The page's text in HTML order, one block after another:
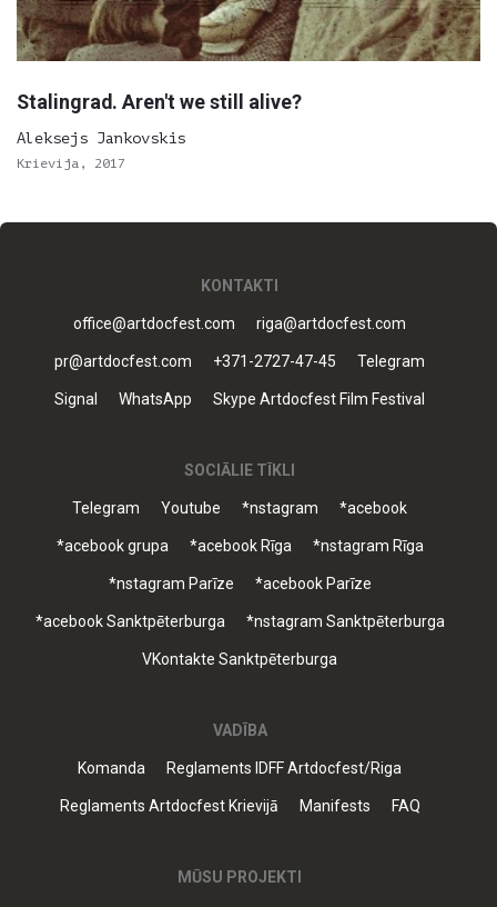
Stalingrad. Aren't we still alive?
Aleksejs Jankovskis
Krievija, 2017
KONTAKTI
office@artdocfest.com riga@artdocfest.com
pr@artdocfest.com +371-2727-47-45 Telegram
Signal WhatsApp Skype Artdocfest Film Festival
SOCIĀLIE TĪKLI
Telegram Youtube *nstagram *acebook
*acebook grupa *acebook Rīga *nstagram Rīga
*nstagram Parīze *acebook Parīze
*acebook Sanktpēterburga *nstagram Sanktpēterburga
VKontakte Sanktpēterburga
VADĪBA
Komanda Reglaments IDFF Artdocfest/Riga
Reglaments Artdocfest Krievijā Manifests FAQ
MŪSU PROJEKTI